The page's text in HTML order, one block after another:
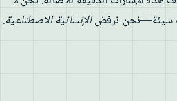
نرفضالإنسانية الاصطناعية.